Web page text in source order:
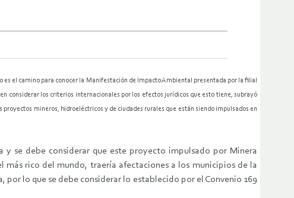
el camino para conocer la Manifestación de Impacto Ambiental presentada por la filial
considerar los criterios internacionales por los efectos jurídicos que esto tiene, subrayó
mineros, hidroeléctricos y de ciudades rurales que están siendo impulsados en
se debe considerar que este proyecto impulsado por Minera
más rico del mundo, traería afectaciones a los municipios de la
lo que se debe considerar lo establecido por el Convenio 169